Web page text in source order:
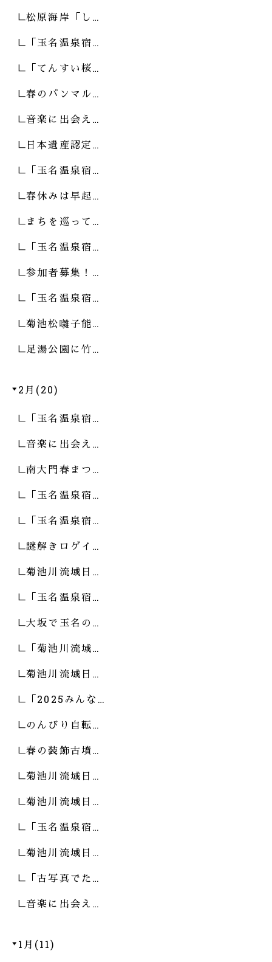
松原海岸「し…
「玉名温泉宿…
「てんすい桜…
春のパンマル…
音楽に出会え…
日本遺産認定…
「玉名温泉宿…
春休みは早起…
まちを巡って…
「玉名温泉宿…
参加者募集！…
「玉名温泉宿…
菊池松囃子能…
足湯公園に竹…
2月(20)
「玉名温泉宿…
音楽に出会え…
南大門春まつ…
「玉名温泉宿…
「玉名温泉宿…
謎解きロゲイ…
菊池川流域日…
「玉名温泉宿…
大坂で玉名の…
「菊池川流域…
菊池川流域日…
「2025みんな…
のんびり自転…
春の装飾古墳…
菊池川流域日…
菊池川流域日…
「玉名温泉宿…
菊池川流域日…
「古写真でた…
音楽に出会え…
1月(11)